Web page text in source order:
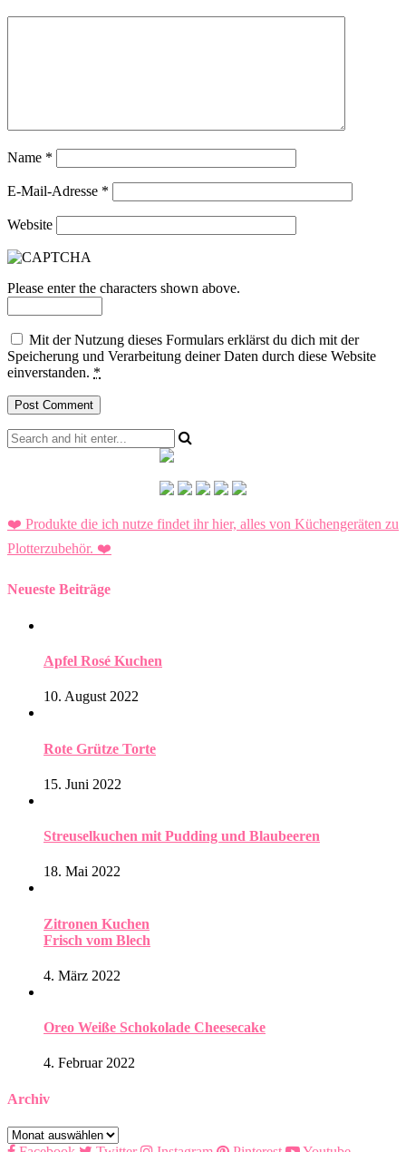
Name *
E-Mail-Adresse *
Website
Please enter the characters shown above.
Mit der Nutzung dieses Formulars erklärst du dich mit der
Speicherung und Verarbeitung deiner Daten durch diese Website
einverstanden. *
❤️ Produkte die ich nutze findet ihr hier, alles von Küchengeräten zu
Plotterzubehör. ❤️
Neueste Beiträge
Apfel Rosé Kuchen
10. August 2022
Rote Grütze Torte
15. Juni 2022
Streuselkuchen mit Pudding und Blaubeeren
18. Mai 2022
Zitronen Kuchen
Frisch vom Blech
4. März 2022
Oreo Weiße Schokolade Cheesecake
4. Februar 2022
Archiv
Archiv